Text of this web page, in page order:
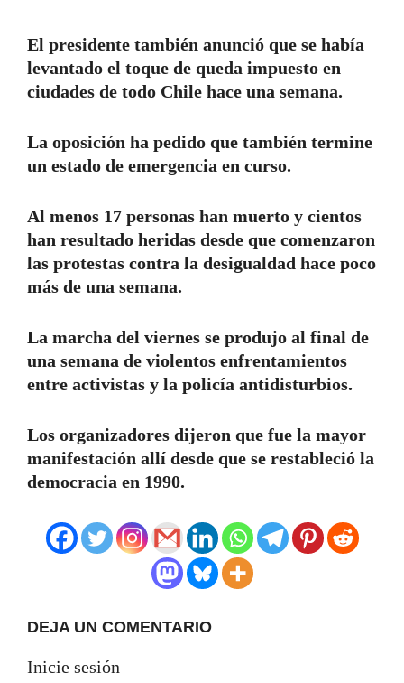
El presidente también anunció que se había
levantado el toque de queda impuesto en
ciudades de todo Chile hace una semana.
La oposición ha pedido que también termine
un estado de emergencia en curso.
Al menos 17 personas han muerto y cientos
han resultado heridas desde que comenzaron
las protestas contra la desigualdad hace poco
más de una semana.
La marcha del viernes se produjo al final de
una semana de violentos enfrentamientos
entre activistas y la policía antidisturbios.
Los organizadores dijeron que fue la mayor
manifestación allí desde que se restableció la
democracia en 1990.
DEJA UN COMENTARIO
Inicie sesión